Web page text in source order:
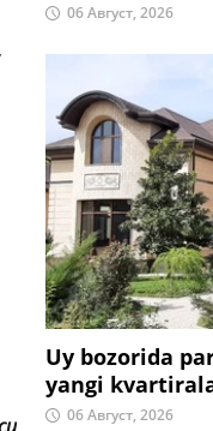
06 Август, 2026
Uy bozorida
yangi
06 Август, 2026